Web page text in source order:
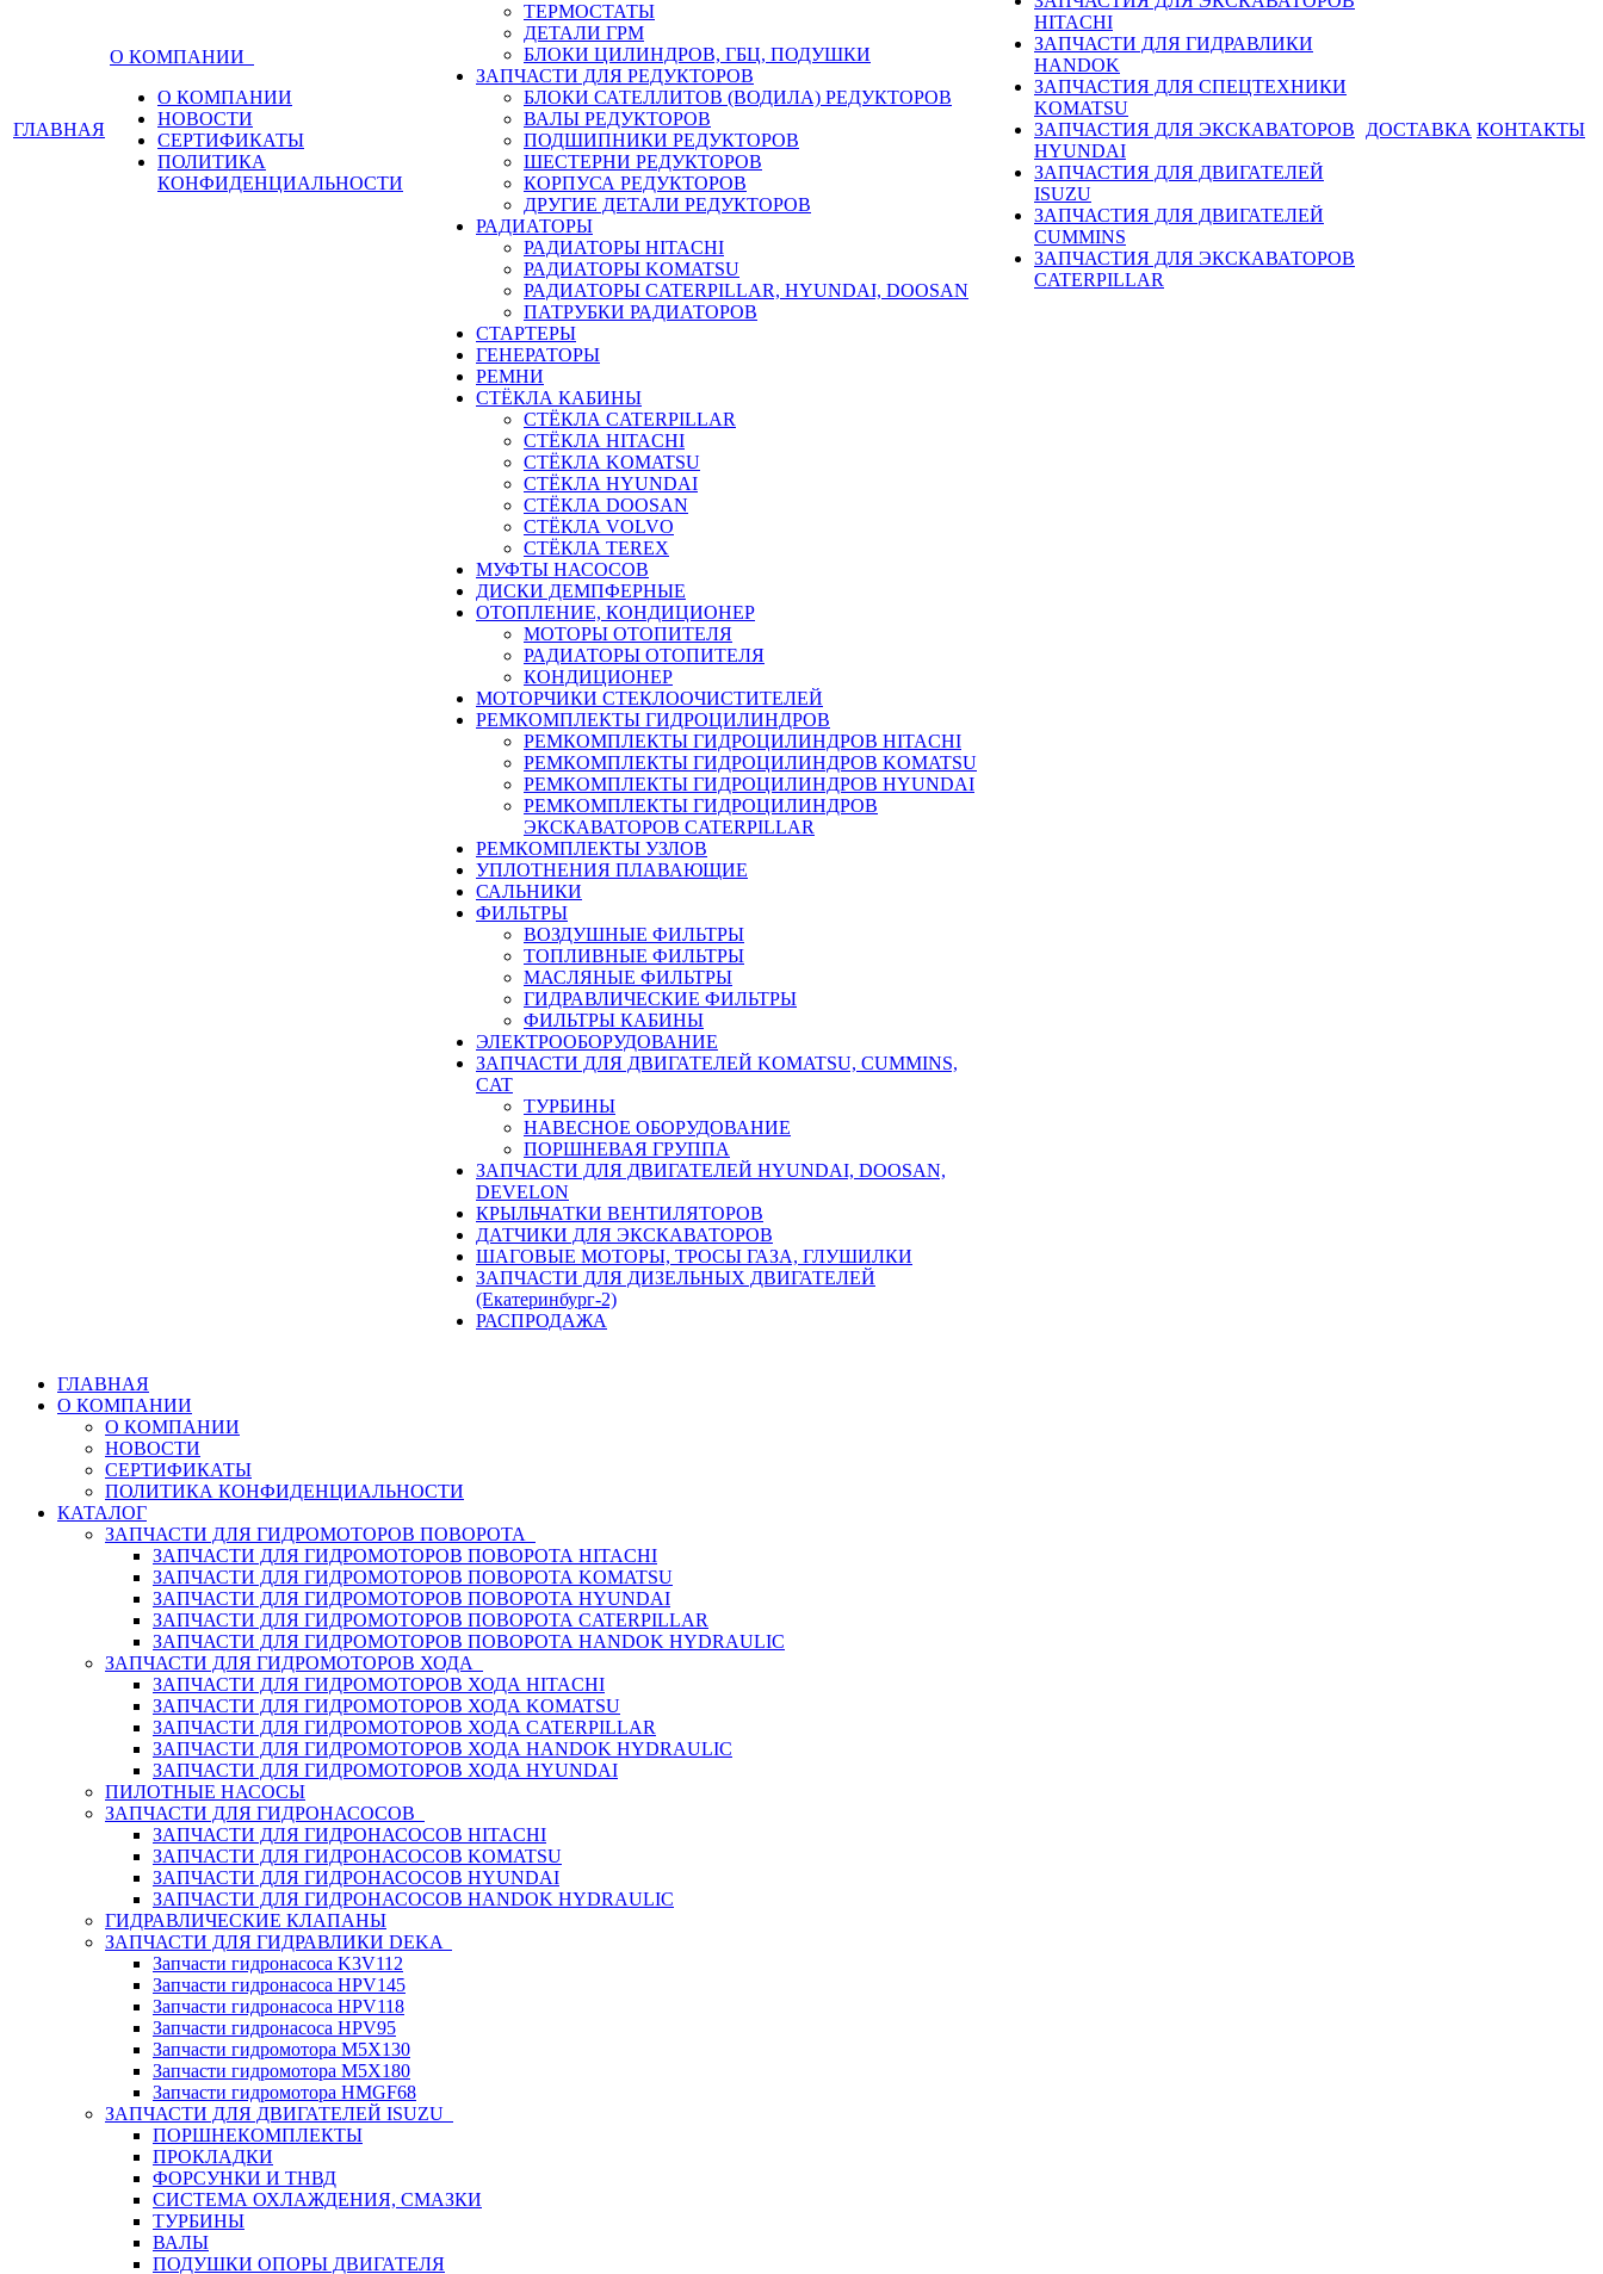
ГЛАВНАЯ
О КОМПАНИИ
О КОМПАНИИ
НОВОСТИ
СЕРТИФИКАТЫ
ПОЛИТИКА
КОНФИДЕНЦИАЛЬНОСТИ
ТЕРМОСТАТЫ
ДЕТАЛИ ГРМ
БЛОКИ ЦИЛИНДРОВ, ГБЦ, ПОДУШКИ
ЗАПЧАСТИ ДЛЯ РЕДУКТОРОВ
БЛОКИ САТЕЛЛИТОВ (ВОДИЛА) РЕДУКТОРОВ
ВАЛЫ РЕДУКТОРОВ
ПОДШИПНИКИ РЕДУКТОРОВ
ШЕСТЕРНИ РЕДУКТОРОВ
КОРПУСА РЕДУКТОРОВ
ДРУГИЕ ДЕТАЛИ РЕДУКТОРОВ
РАДИАТОРЫ
РАДИАТОРЫ HITACHI
РАДИАТОРЫ KOMATSU
РАДИАТОРЫ CATERPILLAR, HYUNDAI, DOOSAN
ПАТРУБКИ РАДИАТОРОВ
СТАРТЕРЫ
ГЕНЕРАТОРЫ
РЕМНИ
СТЁКЛА КАБИНЫ
СТЁКЛА CATERPILLAR
СТЁКЛА HITACHI
СТЁКЛА KOMATSU
СТЁКЛА HYUNDAI
СТЁКЛА DOOSAN
СТЁКЛА VOLVO
СТЁКЛА TEREX
МУФТЫ НАСОСОВ
ДИСКИ ДЕМПФЕРНЫЕ
ОТОПЛЕНИЕ, КОНДИЦИОНЕР
МОТОРЫ ОТОПИТЕЛЯ
РАДИАТОРЫ ОТОПИТЕЛЯ
КОНДИЦИОНЕР
МОТОРЧИКИ СТЕКЛООЧИСТИТЕЛЕЙ
РЕМКОМПЛЕКТЫ ГИДРОЦИЛИНДРОВ
РЕМКОМПЛЕКТЫ ГИДРОЦИЛИНДРОВ HITACHI
РЕМКОМПЛЕКТЫ ГИДРОЦИЛИНДРОВ KOMATSU
РЕМКОМПЛЕКТЫ ГИДРОЦИЛИНДРОВ HYUNDAI
РЕМКОМПЛЕКТЫ ГИДРОЦИЛИНДРОВ
ЭКСКАВАТОРОВ CATERPILLAR
РЕМКОМПЛЕКТЫ УЗЛОВ
УПЛОТНЕНИЯ ПЛАВАЮЩИЕ
САЛЬНИКИ
ФИЛЬТРЫ
ВОЗДУШНЫЕ ФИЛЬТРЫ
ТОПЛИВНЫЕ ФИЛЬТРЫ
МАСЛЯНЫЕ ФИЛЬТРЫ
ГИДРАВЛИЧЕСКИЕ ФИЛЬТРЫ
ФИЛЬТРЫ КАБИНЫ
ЭЛЕКТРООБОРУДОВАНИЕ
ЗАПЧАСТИ ДЛЯ ДВИГАТЕЛЕЙ KOMATSU, CUMMINS,
CAT
ТУРБИНЫ
НАВЕСНОЕ ОБОРУДОВАНИЕ
ПОРШНЕВАЯ ГРУППА
ЗАПЧАСТИ ДЛЯ ДВИГАТЕЛЕЙ HYUNDAI, DOOSAN,
DEVELON
КРЫЛЬЧАТКИ ВЕНТИЛЯТОРОВ
ДАТЧИКИ ДЛЯ ЭКСКАВАТОРОВ
ШАГОВЫЕ МОТОРЫ, ТРОСЫ ГАЗА, ГЛУШИЛКИ
ЗАПЧАСТИ ДЛЯ ДИЗЕЛЬНЫХ ДВИГАТЕЛЕЙ
(Екатеринбург-2)
РАСПРОДАЖА
HITACHI
ЗАПЧАСТИ ДЛЯ ГИДРАВЛИКИ
HANDOK
ЗАПЧАСТИЯ ДЛЯ СПЕЦТЕХНИКИ
KOMATSU
ЗАПЧАСТИЯ ДЛЯ ЭКСКАВАТОРОВ
HYUNDAI
ЗАПЧАСТИЯ ДЛЯ ДВИГАТЕЛЕЙ
ISUZU
ЗАПЧАСТИЯ ДЛЯ ДВИГАТЕЛЕЙ
CUMMINS
ЗАПЧАСТИЯ ДЛЯ ЭКСКАВАТОРОВ
CATERPILLAR
ДОСТАВКА КОНТАКТЫ
ГЛАВНАЯ
О КОМПАНИИ
О КОМПАНИИ
НОВОСТИ
СЕРТИФИКАТЫ
ПОЛИТИКА КОНФИДЕНЦИАЛЬНОСТИ
КАТАЛОГ
ЗАПЧАСТИ ДЛЯ ГИДРОМОТОРОВ ПОВОРОТА
ЗАПЧАСТИ ДЛЯ ГИДРОМОТОРОВ ПОВОРОТА HITACHI
ЗАПЧАСТИ ДЛЯ ГИДРОМОТОРОВ ПОВОРОТА KOMATSU
ЗАПЧАСТИ ДЛЯ ГИДРОМОТОРОВ ПОВОРОТА HYUNDAI
ЗАПЧАСТИ ДЛЯ ГИДРОМОТОРОВ ПОВОРОТА CATERPILLAR
ЗАПЧАСТИ ДЛЯ ГИДРОМОТОРОВ ПОВОРОТА HANDOK HYDRAULIC
ЗАПЧАСТИ ДЛЯ ГИДРОМОТОРОВ ХОДА
ЗАПЧАСТИ ДЛЯ ГИДРОМОТОРОВ ХОДА HITACHI
ЗАПЧАСТИ ДЛЯ ГИДРОМОТОРОВ ХОДА KOMATSU
ЗАПЧАСТИ ДЛЯ ГИДРОМОТОРОВ ХОДА CATERPILLAR
ЗАПЧАСТИ ДЛЯ ГИДРОМОТОРОВ ХОДА HANDOK HYDRAULIC
ЗАПЧАСТИ ДЛЯ ГИДРОМОТОРОВ ХОДА HYUNDAI
ПИЛОТНЫЕ НАСОСЫ
ЗАПЧАСТИ ДЛЯ ГИДРОНАСОСОВ
ЗАПЧАСТИ ДЛЯ ГИДРОНАСОСОВ HITACHI
ЗАПЧАСТИ ДЛЯ ГИДРОНАСОСОВ KOMATSU
ЗАПЧАСТИ ДЛЯ ГИДРОНАСОСОВ HYUNDAI
ЗАПЧАСТИ ДЛЯ ГИДРОНАСОСОВ HANDOK HYDRAULIC
ГИДРАВЛИЧЕСКИЕ КЛАПАНЫ
ЗАПЧАСТИ ДЛЯ ГИДРАВЛИКИ DEKA
Запчасти гидронасоса K3V112
Запчасти гидронасоса HPV145
Запчасти гидронасоса HPV118
Запчасти гидронасоса HPV95
Запчасти гидромотора M5X130
Запчасти гидромотора M5X180
Запчасти гидромотора HMGF68
ЗАПЧАСТИ ДЛЯ ДВИГАТЕЛЕЙ ISUZU
ПОРШНЕКОМПЛЕКТЫ
ПРОКЛАДКИ
ФОРСУНКИ И ТНВД
СИСТЕМА ОХЛАЖДЕНИЯ, СМАЗКИ
ТУРБИНЫ
ВАЛЫ
ПОДУШКИ ОПОРЫ ДВИГАТЕЛЯ